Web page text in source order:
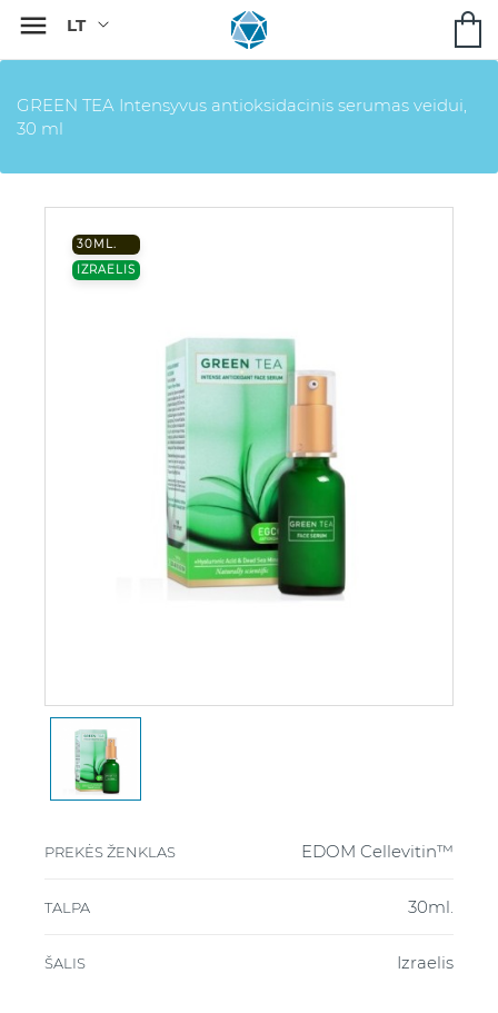

GREEN TEA Intensyvus antioksidacinis serumas veidui,
30 ml
30ML.
IZRAELIS
PREKĖS ŽENKLAS EDOM Cellevitin™
TALPA 30ml.
ŠALIS Izraelis